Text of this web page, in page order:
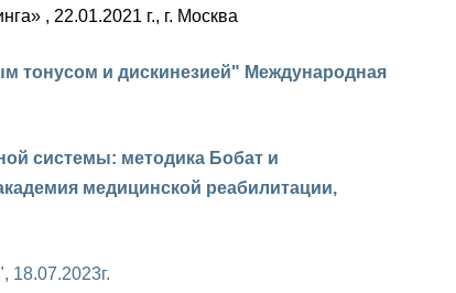
, 22.01.2021 г., г. Москва
тонусом и дискинезией" Международная
системы: методика Бобат и
медицинской реабилитации,